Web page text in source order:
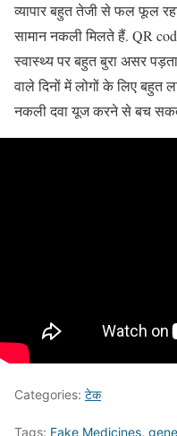
व्यापार बहुत तेजी से फल फूल
सामान नकली मिलते हैं. QR
स्वास्थ्य पर बहुत बुरा असर
वाले दिनों में लोगों के लिए बहुत
नकली दवा यूज करने से बच
Categories: टेक
Tags: Fake Medicines,